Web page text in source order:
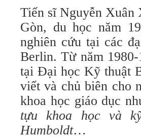
Tiến sĩ Nguyễn Xuân
Gòn, du học năm
nghiên cứu tại các
Berlin. Từ năm
tại Đại học Kỹ thuật
viết và chủ biên cho
khoa học giáo dục
tựu khoa học và
Humboldt…